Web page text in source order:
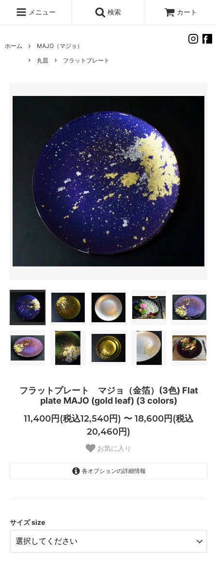
メニュー 検索 カート
ホーム
MAJO（マジョ）
丸皿
フラットプレート
フラットプレート マジョ（金箔）(3色) Flat
plate MAJO (gold leaf) (3 colors)
11,400円(税込12,540円) 〜 18,600円(税込
20,460円)
お気に入り
各オプションの詳細情報
サイズ size